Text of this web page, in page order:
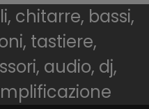
chitarre, bassi,
tastiere,
audio, dj,